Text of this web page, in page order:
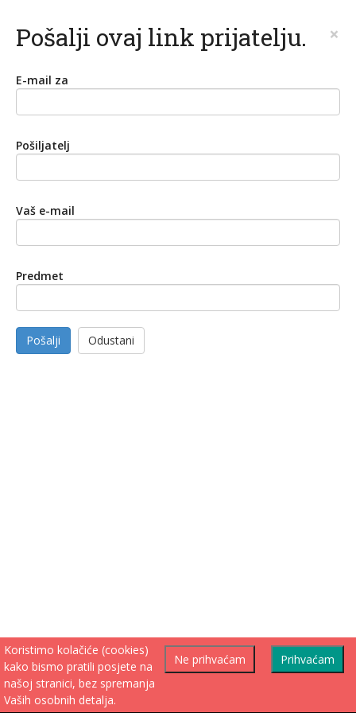
Pošalji ovaj link prijatelju. ×
E-mail za
Pošiljatelj
Vaš e-mail
Predmet
Pošalji Odustani
Prihvaćam
Ne prihvaćam
Koristimo kolačiće (cookies)
kako bismo pratili posjete na
našoj stranici, bez spremanja
Vaših osobnih detalja.